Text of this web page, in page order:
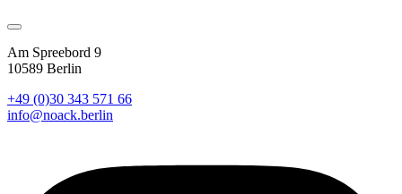
Am Spreebord 9
10589 Berlin
+49 (0)30 343 571 66
info@noack.berlin